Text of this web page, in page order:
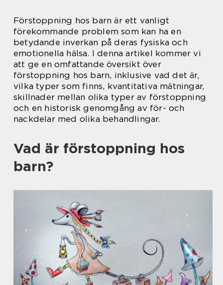
Förstoppning hos barn är ett vanligt
förekommande problem som kan ha en
betydande inverkan på deras fysiska och
emotionella hälsa. I denna artikel kommer vi
att ge en omfattande översikt över
förstoppning hos barn, inklusive vad det är,
vilka typer som finns, kvantitativa mätningar,
skillnader mellan olika typer av förstoppning
och en historisk genomgång av för- och
nackdelar med olika behandlingar.
Vad är förstoppning hos
barn?